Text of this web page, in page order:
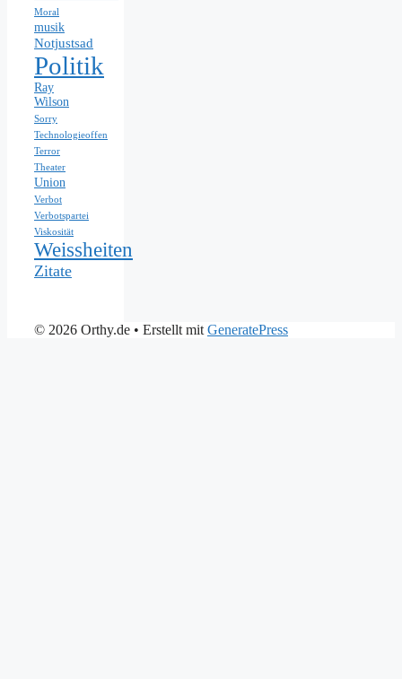
Moral
musik
Notjustsad
Politik
Ray
Wilson
Sorry
Technologieoffen
Terror
Theater
Union
Verbot
Verbotspartei
Viskosität
Weissheiten
Zitate
© 2026 Orthy.de • Erstellt mitGeneratePress